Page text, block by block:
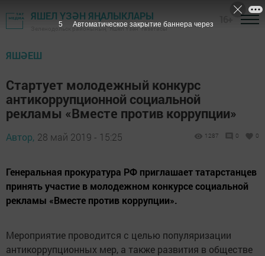
ЯШЕЛ ҮЗӘН ЯҢАЛЫКЛАРЫ
Зеленодольск районының "Яшел Үзән" газетасы
ЯШӘЕШ
Стартует молодежный конкурс
антикоррупционной социальной
рекламы «Вместе против коррупции»
Автор, 28 май 2019 - 15:25 1287 0 0
Генеральная прокуратура РФ приглашает татарстанцев
принять участие в молодежном конкурсе социальной
рекламы «Вместе против коррупции».
Мероприятие проводится с целью популяризации
антикоррупционных мер, а также развития в обществе
4 Автоматическое закрытие баннера через